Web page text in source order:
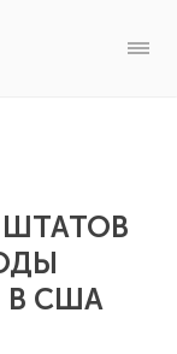
В США